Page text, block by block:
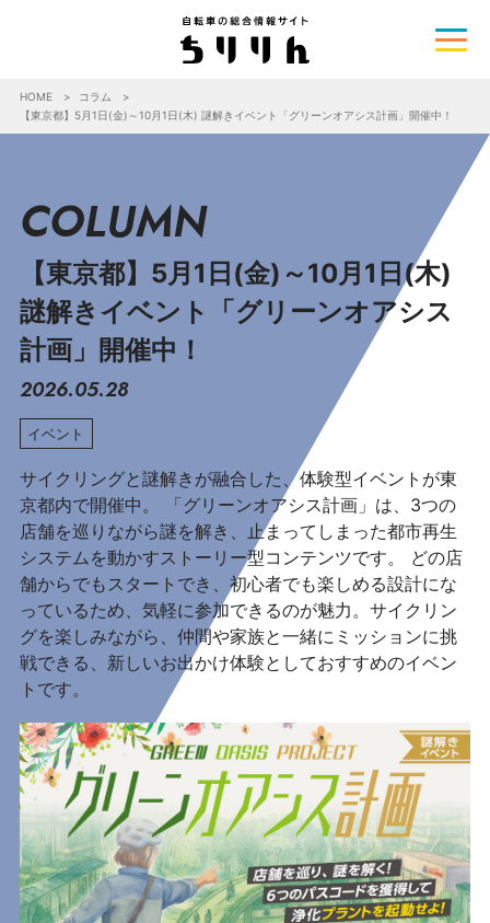
HOME
コラム
【東京都】5月1日(金)～10月1日(木) 謎解きイベント「グリーンオアシス計画」開催中！
COLUMN
【東京都】5月1日(金)～10月1日(木)
謎解きイベント「グリーンオアシス
計画」開催中！
2026.05.28
イベント
サイクリングと謎解きが融合した、体験型イベントが東
京都内で開催中。 「グリーンオアシス計画」は、3つの
店舗を巡りながら謎を解き、止まってしまった都市再生
システムを動かすストーリー型コンテンツです。 どの店
舗からでもスタートでき、初心者でも楽しめる設計にな
っているため、気軽に参加できるのが魅力。サイクリン
グを楽しみながら、仲間や家族と一緒にミッションに挑
戦できる、新しいお出かけ体験としておすすめのイベン
トです。